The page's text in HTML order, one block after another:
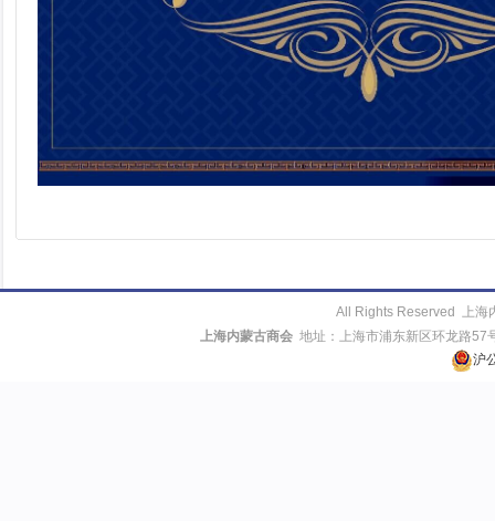
All Rights Reserved 上
上海内蒙古商会 地址：上海市浦东新区环龙路
沪